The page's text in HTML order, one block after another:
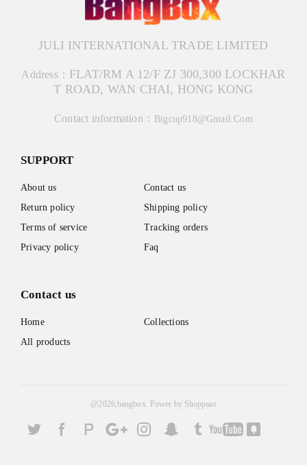
JULI INTERNATIONAL TRADE LIMITED
Address： FLAT/RM A 12/F ZJ 300,300 LOCKHAR
T ROAD, WAN CHAI, HONG KONG
Contact information： Bigcup918@gmail.com
SUPPORT
About us
Contact us
Return policy
Shipping policy
Terms of service
Tracking orders
Privacy policy
Faq
Contact us
Home
Collections
All products
@2026,bangbox. Power by Shoppaas